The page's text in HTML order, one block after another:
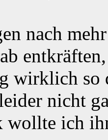
nach
wirklich
nicht
ich